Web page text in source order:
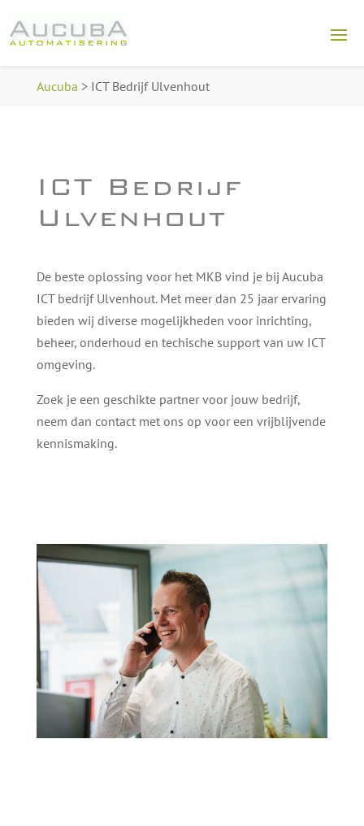
Aucuba > ICT Bedrijf Ulvenhout
ICT Bedrijf
Ulvenhout
De beste oplossing voor het MKB vind je bij Aucuba
ICT bedrijf Ulvenhout. Met meer dan 25 jaar ervaring
bieden wij diverse mogelijkheden voor inrichting,
beheer, onderhoud en techische support van uw ICT
omgeving.
Zoek je een geschikte partner voor jouw bedrijf,
neem dan contact met ons op voor een vrijblijvende
kennismaking.